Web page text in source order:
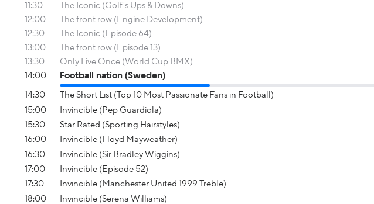
11:30
The Iconic (Golf's Ups & Downs)
12:00
The front row (Engine Development)
12:30
The Iconic (Episode 64)
13:00
The front row (Episode 13)
13:30
Only Live Once (World Cup BMX)
14:00
Football nation (Sweden)
14:30
The Short List (Top 10 Most Passionate Fans in Football)
15:00
Invincible (Pep Guardiola)
15:30
Star Rated (Sporting Hairstyles)
16:00
Invincible (Floyd Mayweather)
16:30
Invincible (Sir Bradley Wiggins)
17:00
Invincible (Episode 52)
17:30
Invincible (Manchester United 1999 Treble)
18:00
Invincible (Serena Williams)